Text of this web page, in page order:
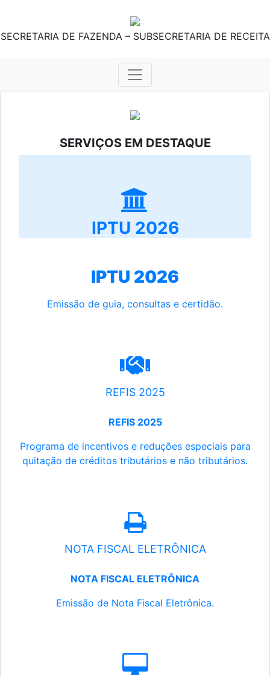
SECRETARIA DE FAZENDA – SUBSECRETARIA DE RECEITA
SERVIÇOS EM DESTAQUE
IPTU 2026
IPTU 2026
Emissão de guia, consultas e certidão.
REFIS 2025
REFIS 2025
Programa de incentivos e reduções especiais para
quitação de créditos tributários e não tributários.
NOTA FISCAL ELETRÔNICA
NOTA FISCAL ELETRÔNICA
Emissão de Nota Fiscal Eletrônica.